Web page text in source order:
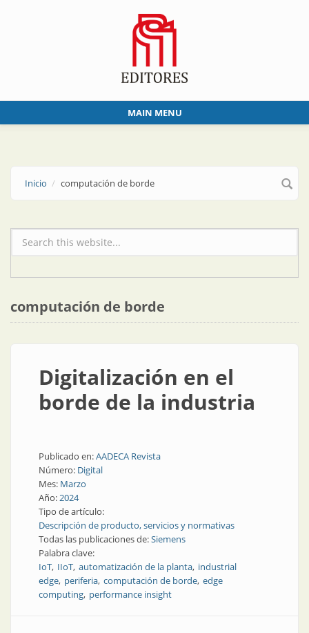
MAIN MENU
Inicio computación de borde
Formulario de búsqueda
computación de borde
Digitalización en el
borde de la industria
Publicado en:AADECA Revista
Número: Digital
Mes: Marzo
Año:2024
Tipo de artículo:
Descripción de producto, servicios y normativas
Todas las publicaciones de:Siemens
Palabra clave:
IoT IIoT automatización de la planta industrial
edge periferia computación de borde edge
computing performance insight